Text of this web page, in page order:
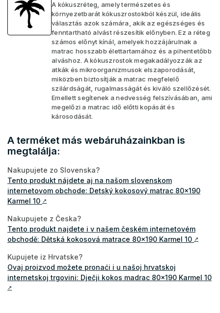
A kókuszréteg, amely természetes és
környezetbarát kókuszrostokból készül, ideális
választás azok számára, akik az egészséges és
fenntartható alvást részesítik előnyben. Ez a réteg
számos előnyt kínál, amelyek hozzájárulnak a
matrac hosszabb élettartamához és a pihentetőbb
alváshoz. A kókuszrostok megakadályozzák az
atkák és mikroorganizmusok elszaporodását,
miközben biztosítják a matrac megfelelő
szilárdságát, rugalmasságát és kiváló szellőzését.
Emellett segítenek a nedvesség felszívásában, ami
megelőzi a matrac idő előtti kopását és
károsodását.
A terméket más webáruházainkban is
megtalálja:
Nakupujete zo Slovenska?
Tento produkt nájdete aj na našom slovenskom
internetovom obchode: Detský kokosový matrac 80x190
Karmel 10 ↗
Nakupujete z Česka?
Tento produkt najdete i v našem českém internetovém
obchodě: Dětská kokosová matrace 80x190 Karmel 10 ↗
Kupujete iz Hrvatske?
Ovaj proizvod možete pronaći i u našoj hrvatskoj
internetskoj trgovini: Dječji kokos madrac 80x190 Karmel 10
↗